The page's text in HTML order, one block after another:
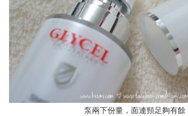
泵兩下份量，面連頸足夠有餘